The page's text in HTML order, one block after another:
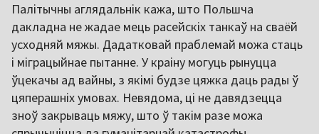
Палітычны аглядальнік кажа, што Польшча
дакладна не жадае мець расейскіх танкаў на сваёй
усходняй мяжы. Дадатковай праблемай можа стаць
і міграцыйнае пытанне. У краіну могуць рынуцца
ўцекачы ад вайны, з якімі будзе цяжка даць рады ў
цяперашніх умовах. Невядома, ці не давядзецца
зноў закрываць мяжу, што ў такім разе можа